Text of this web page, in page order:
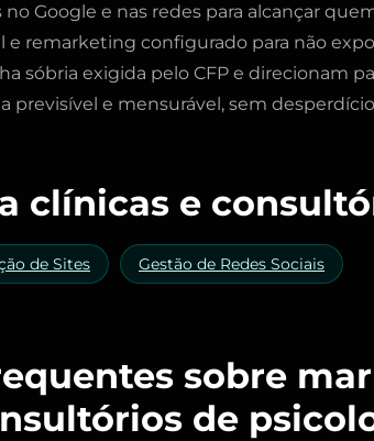
Google e nas redes para alcançar
e remarketing configurado para não
sóbria exigida pelo CFP e direcionam
previsível e mensurável, sem
clínicas e
de Sites Gestão de Redes Sociais
sobre
de